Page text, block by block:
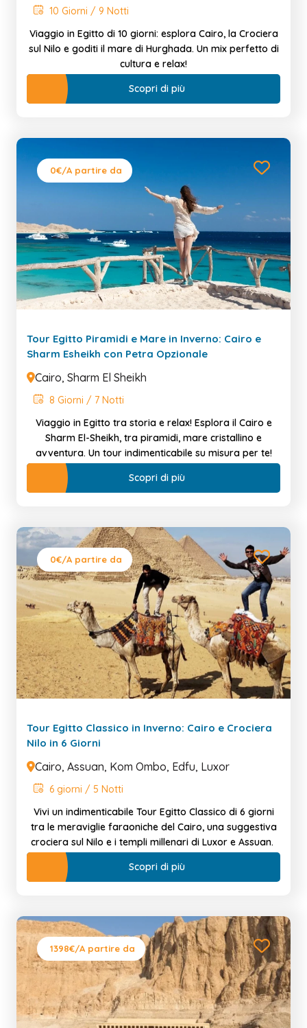
10 Giorni / 9 Notti
Viaggio in Egitto di 10 giorni: esplora Cairo, la Crociera
sul Nilo e goditi il mare di Hurghada. Un mix perfetto di
cultura e relax!
Scopri di più
0€/A partire da
Tour Egitto Piramidi e Mare in Inverno: Cairo e
Sharm Esheikh con Petra Opzionale
Cairo, Sharm El Sheikh
8 Giorni / 7 Notti
Viaggio in Egitto tra storia e relax! Esplora il Cairo e
Sharm El-Sheikh, tra piramidi, mare cristallino e
avventura. Un tour indimenticabile su misura per te!
Scopri di più
0€/A partire da
Tour Egitto Classico in Inverno: Cairo e Crociera
Nilo in 6 Giorni
Cairo, Assuan, Kom Ombo, Edfu, Luxor
6 giorni / 5 Notti
Vivi un indimenticabile Tour Egitto Classico di 6 giorni
tra le meraviglie faraoniche del Cairo, una suggestiva
crociera sul Nilo e i templi millenari di Luxor e Assuan.
Scopri di più
1398€/A partire da